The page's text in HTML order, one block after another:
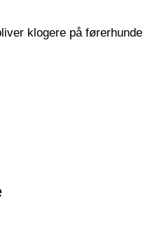
klogere på førerhunde